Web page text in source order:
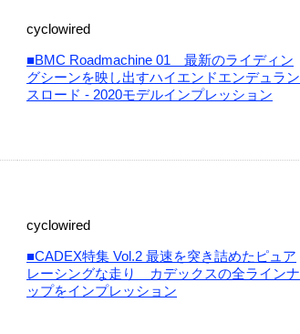
cyclowired
■BMC Roadmachine 01 最新のライディン
グシーンを映し出すハイエンドエンデュラン
スロード - 2020モデルインプレッション
cyclowired
■CADEX特集 Vol.2 最速を突き詰めたピュア
レーシングな走り カデックスの全ラインナ
ップをインプレッション